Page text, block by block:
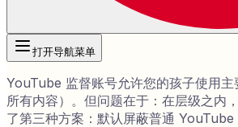
打开导航菜单
YouTube 监督账号允许您的孩子使用
所有内容）。但问题在于：在层级之
了第三种方案：默认屏蔽普通